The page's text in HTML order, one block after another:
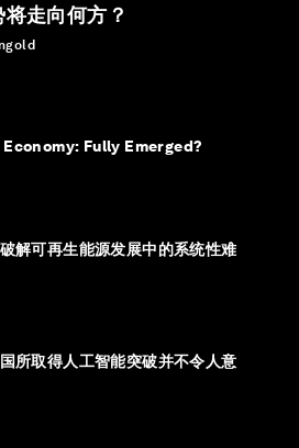
走向何方？
Fully Emerged?
解可再生能源发展中的系统性难
所取得人工智能突破并不令人意